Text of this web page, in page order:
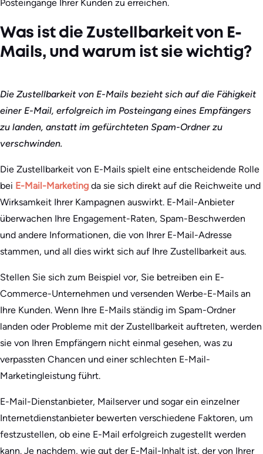
Posteingänge Ihrer Kunden zu erreichen.
Was ist die Zustellbarkeit von E-
Mails, und warum ist sie wichtig?
Die Zustellbarkeit von E-Mails bezieht sich auf die Fähigkeit
einer E-Mail, erfolgreich im Posteingang eines Empfängers
zu landen, anstatt im gefürchteten Spam-Ordner zu
verschwinden.
Die Zustellbarkeit von E-Mails spielt eine entscheidende Rolle
bei E-Mail-Marketing da sie sich direkt auf die Reichweite und
Wirksamkeit Ihrer Kampagnen auswirkt. E-Mail-Anbieter
überwachen Ihre Engagement-Raten, Spam-Beschwerden
und andere Informationen, die von Ihrer E-Mail-Adresse
stammen, und all dies wirkt sich auf Ihre Zustellbarkeit aus.
Stellen Sie sich zum Beispiel vor, Sie betreiben ein E-
Commerce-Unternehmen und versenden Werbe-E-Mails an
Ihre Kunden. Wenn Ihre E-Mails ständig im Spam-Ordner
landen oder Probleme mit der Zustellbarkeit auftreten, werden
sie von Ihren Empfängern nicht einmal gesehen, was zu
verpassten Chancen und einer schlechten E-Mail-
Marketingleistung führt.
E-Mail-Dienstanbieter, Mailserver und sogar ein einzelner
Internetdienstanbieter bewerten verschiedene Faktoren, um
festzustellen, ob eine E-Mail erfolgreich zugestellt werden
kann. Je nachdem, wie gut der E-Mail-Inhalt ist, der von Ihrer